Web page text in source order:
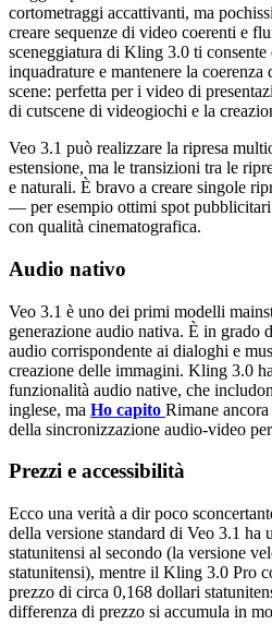
cortometraggi accattivanti, ma
creare sequenze di video coerenti e
sceneggiatura di Kling 3.0 ti
inquadrature e mantenere la coerenza
scene: perfetta per i video di
di cutscene di videogiochi e la
Veo 3.1 può realizzare la ripresa
estensione, ma le transizioni tra le
e naturali. È bravo a creare singole
— per esempio ottimi spot pubblicitari
con qualità cinematografica.
Audio nativo
Veo 3.1 è uno dei primi modelli
generazione audio nativa. È in grado
audio corrispondente ai dialoghi e
creazione delle immagini. Kling 3.0
funzionalità audio native, che
inglese, ma Ho capito Rimane
della sincronizzazione audio-video
Prezzi e accessibilità
Ecco una verità a dir poco
della versione standard di Veo 3.1 ha
statunitensi al secondo (la versione
statunitensi), mentre il Kling 3.0 Pro
prezzo di circa 0,168 dollari
differenza di prezzo si accumula in